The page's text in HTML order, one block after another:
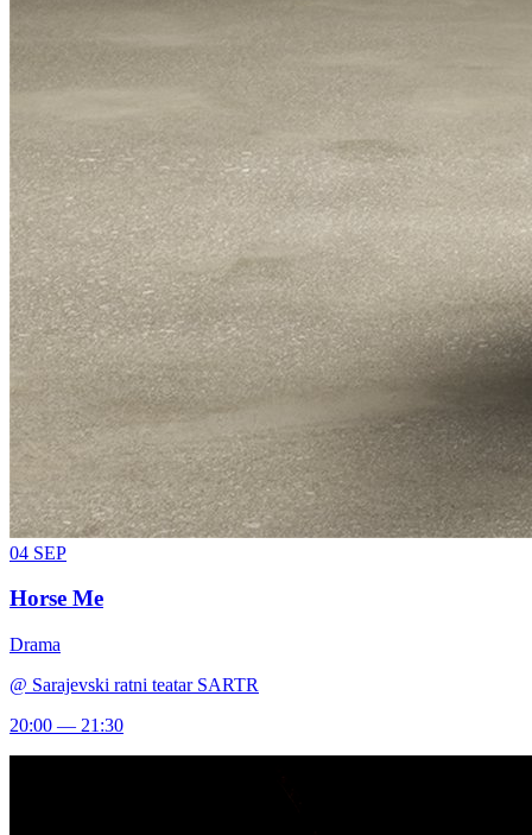
04 SEP
Horse Me
Drama
@ Sarajevski ratni teatar SARTR
20:00 — 21:30